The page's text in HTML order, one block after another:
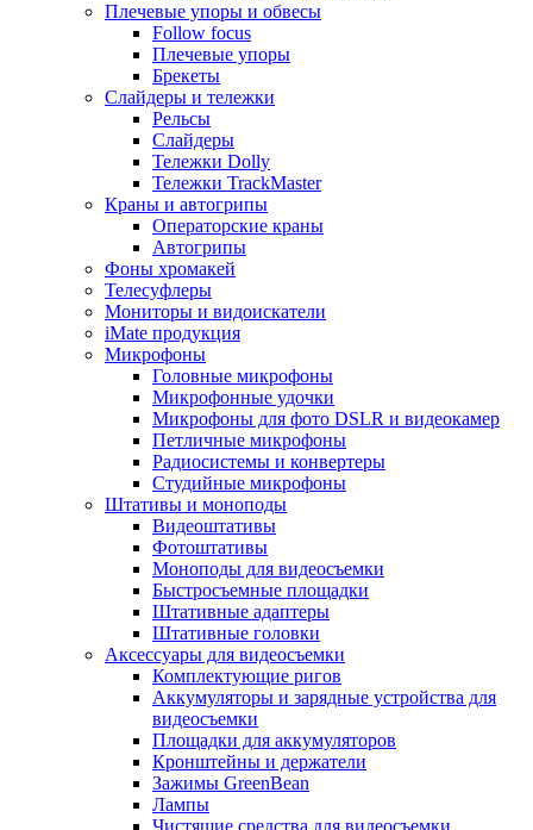
Плечевые упоры и обвесы
Follow focus
Плечевые упоры
Брекеты
Слайдеры и тележки
Рельсы
Слайдеры
Тележки Dolly
Тележки TrackMaster
Краны и автогрипы
Операторские краны
Автогрипы
Фоны хромакей
Телесуфлеры
Мониторы и видоискатели
iMate продукция
Микрофоны
Головные микрофоны
Микрофонные удочки
Микрофоны для фото DSLR и видеокамер
Петличные микрофоны
Радиосистемы и конвертеры
Студийные микрофоны
Штативы и моноподы
Видеоштативы
Фотоштативы
Моноподы для видеосъемки
Быстросъемные площадки
Штативные адаптеры
Штативные головки
Аксессуары для видеосъемки
Комплектующие ригов
Аккумуляторы и зарядные устройства для
видеосъемки
Площадки для аккумуляторов
Кронштейны и держатели
Зажимы GreenBean
Лампы
Чистящие средства для видеосъемки